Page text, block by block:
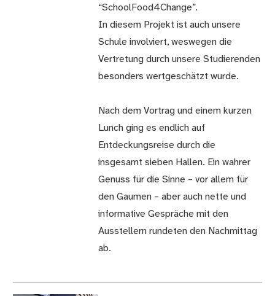
“SchoolFood4Change”.
In diesem Projekt ist auch unsere
Schule involviert, weswegen die
Vertretung durch unsere Studierenden
besonders wertgeschätzt wurde.
Nach dem Vortrag und einem kurzen
Lunch ging es endlich auf
Entdeckungsreise durch die
insgesamt sieben Hallen. Ein wahrer
Genuss für die Sinne – vor allem für
den Gaumen – aber auch nette und
informative Gespräche mit den
Ausstellern rundeten den Nachmittag
ab.